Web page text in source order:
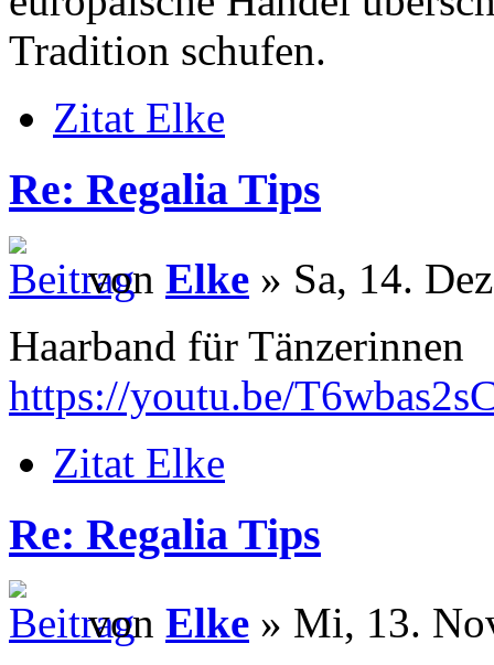
Tradition schufen.
Zitat Elke
Re: Regalia Tips
von Elke » Sa, 14.
Haarband für Tänzerinnen
https://youtu.be/
Zitat Elke
Re: Regalia Tips
von Elke » Mi, 13.